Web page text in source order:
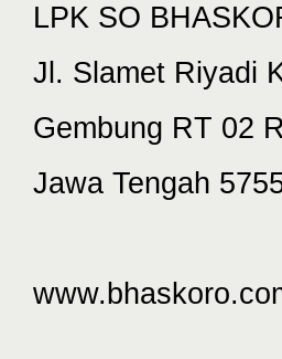
LPK SO
Jl. Slamet Riyadi
Gembung RT 02
Jawa Tengah